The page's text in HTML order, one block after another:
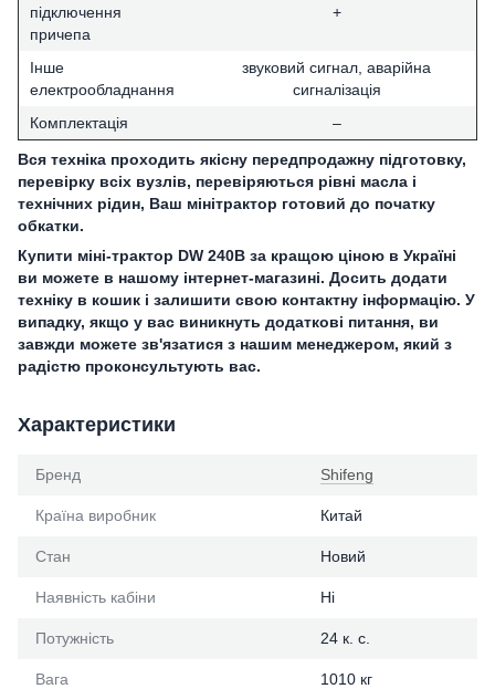
підключення
причепа
+
Інше
електрообладнання
звуковий сигнал, аварійна
сигналізація
Комплектація
–
Вся техніка проходить якісну передпродажну підготовку,
перевірку всіх вузлів, перевіряються рівні масла і
технічних рідин, Ваш мінітрактор готовий до початку
обкатки.
Купити міні-трактор DW 240B за кращою ціною в Україні
ви можете в нашому інтернет-магазині. Досить додати
техніку в кошик і залишити свою контактну інформацію. У
випадку, якщо у вас виникнуть додаткові питання, ви
завжди можете зв'язатися з нашим менеджером, який з
радістю проконсультують вас.
Характеристики
Бренд Shifeng
Країна виробник Китай
Стан Новий
Наявність кабіни Ні
Потужність 24 к. с.
Вага 1010 кг